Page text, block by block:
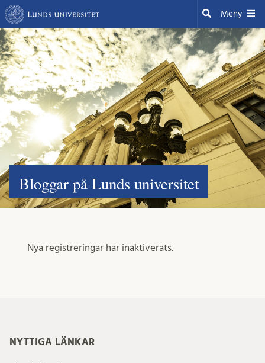
Hoppa
till
huvudinnehåll
Sök Meny
Bloggar på Lunds universitet
Nya registreringar har inaktiverats.
NYTTIGA LÄNKAR